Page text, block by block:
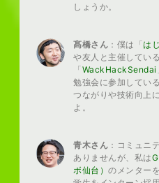
しょうか。
髙橋さん ：僕は「は
や友人と主催している
「WackHackSendai
勉強会に参加してい
つながりや技術向上
よ。
青木さん ：コミュニ
ありませんが、私は
ボ仙台） のメンター